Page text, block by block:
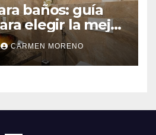
baños: guía
elegir la mejor
CARMEN MORENO